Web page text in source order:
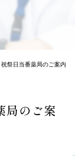
祭日当番薬局のご案内
局のご案